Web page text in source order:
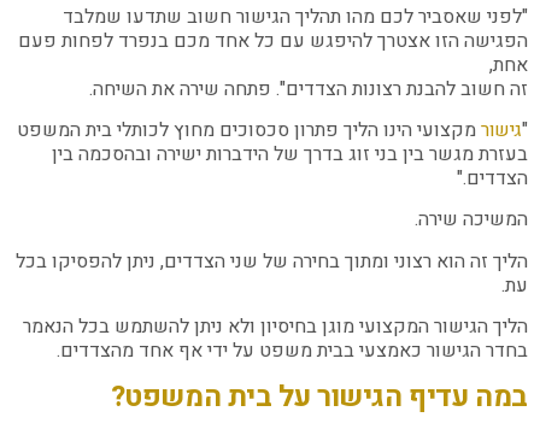
"לפני שאסביר לכם מהו תהליך הגישור חשוב שתדעו שמלבד
הפגישה הזו אצטרך להיפגש עם כל אחד מכם בנפרד לפחות פעם
אחת,
זה חשוב להבנת רצונות הצדדים". פתחה שירה את השיחה.
"גישורמקצועי הינו הליך פתרון סכסוכים מחוץ לכותלי בית המשפט
בעזרת מגשר בין בני זוג בדרך של הידברות ישירה ובהסכמה בין
הצדדים."
המשיכה שירה.
הליך זה הוא רצוני ומתוך בחירה של שני הצדדים, ניתן להפסיקו בכל
עת.
הליך הגישור המקצועי מוגן בחיסיון ולא ניתן להשתמש בכל הנאמר
בחדר הגישור כאמצעי בבית משפט על ידי אף אחד מהצדדים.
במה עדיף הגישור על בית המשפט?